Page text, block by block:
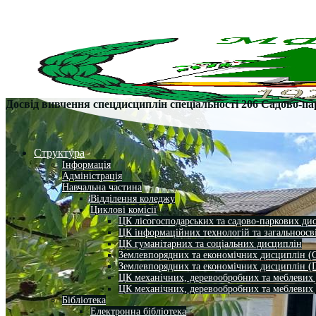
Структура
Інформація
Адміністрація
Навчальна частина
Відділення коледжу
Циклові комісії
ЦК лісогосподарських та садово-паркових
ЦК інформаційних технологій та
ЦК гуманітарних та соціальних дисциплін
Землевпорядних та економічних дисциплін
Землевпорядних та економічних дисциплін
ЦК механічних, деревообробних та
ЦК механічних, деревообробних та
Бібліотека
Електронна бібліотека
Досвід вивчення спецдисциплін спеціальності 206 Садово-